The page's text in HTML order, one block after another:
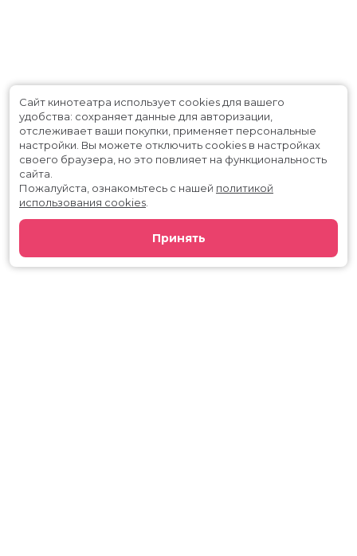
Сайт кинотеатра использует cookies для вашего
удобства: сохраняет данные для авторизации,
отслеживает ваши покупки, применяет персональные
настройки. Вы можете отключить cookies в настройках
своего браузера, но это повлияет на функциональность
сайта.
Пожалуйста, ознакомьтесь с нашей политикой
использования cookies
Принять